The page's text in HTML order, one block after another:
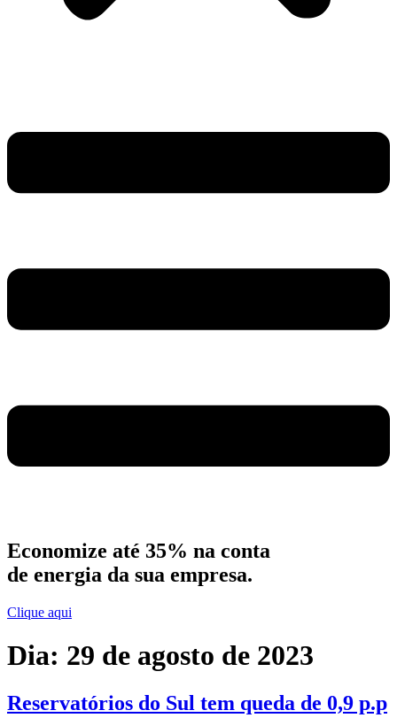
Economize até 35% na conta
de energia da sua empresa.
Clique aqui
Dia: 29 de agosto de 2023
Reservatórios do Sul tem queda de 0,9 p.p